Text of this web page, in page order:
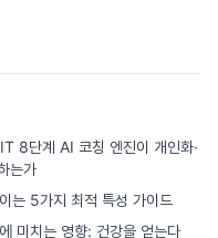
8단계 AI 코칭 엔진이 개인화·
는가
는 5가지 최적 특성 가이드
미치는 영향: 건강을 얻는다